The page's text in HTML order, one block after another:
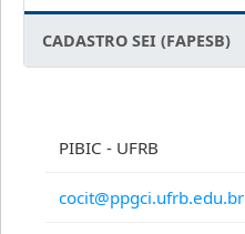
CADASTRO SEI (FAPESB)
PIBIC - UFRB
cocit@ppgci.ufrb.edu.br